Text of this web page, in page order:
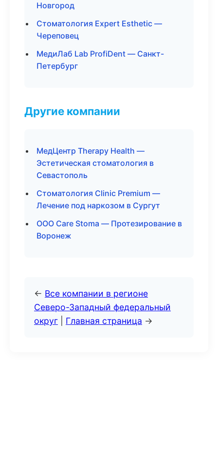
Новгород
Стоматология Expert Esthetic —
Череповец
МедиЛаб Lab ProfiDent — Санкт-
Петербург
Другие компании
МедЦентр Therapy Health —
Эстетическая стоматология в
Севастополь
Стоматология Clinic Premium —
Лечение под наркозом в Сургут
ООО Care Stoma — Протезирование в
Воронеж
← Все компании в регионе
Северо-Западный федеральный
округ
Главная страница →